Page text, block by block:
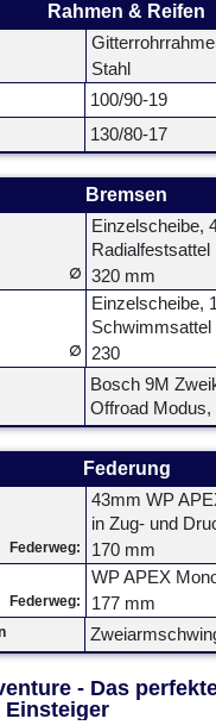
Rahmen & Reifen
Stahl
100/90-19
130/80-17
Bremsen
Einzelscheibe,
Radialfestsattel
∅ 320 mm
Einzelscheibe,
Schwimmsattel
∅ 230
Bosch 9M
Offroad Modus,
Federung
43mm WP
in Zug- und
Federweg: 170 mm
WP APEX
Federweg: 177 mm
- Das
Einsteiger